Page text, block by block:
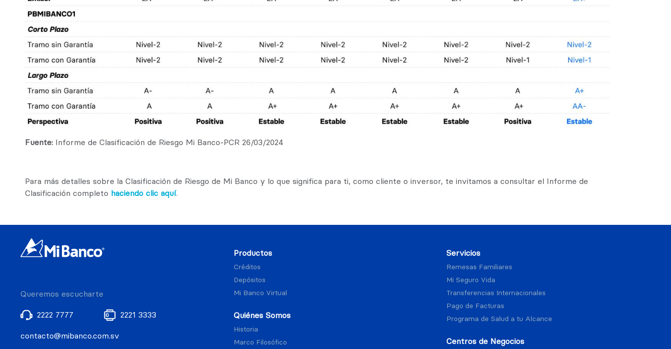
Fuente: Informe de Clasificación de Riesgo Mi Banco-PCR 26/03/2024
Para más detalles sobre la Clasificación de Riesgo de Mi Banco y lo que significa para ti, como cliente o inversor, te invitamos a consultar el Informe de
Clasificación completo haciendo clic aquí.
Queremos escucharte
2222 7777 2221 3333
contacto@mibanco.com.sv
Productos
Créditos
Depósitos
Mi Banco Virtual
Quiénes Somos
Historia
Marco Filosófico
Servicios
Remesas Familiares
Mi Seguro Vida
Transferencias Internacionales
Pago de Facturas
Programa de Salud a tu Alcance
Centros de Negocios